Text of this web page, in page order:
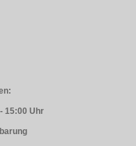
15:00 Uhr